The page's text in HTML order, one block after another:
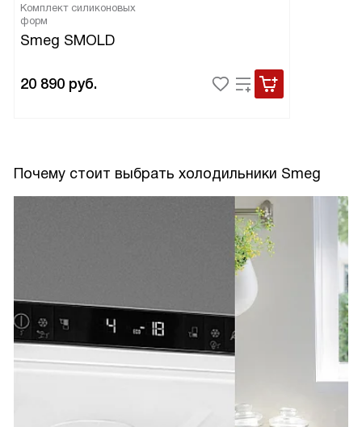
Комплект силиконовых
форм
Smeg SMOLD
20 890 руб.
Почему стоит выбрать холодильники Smeg